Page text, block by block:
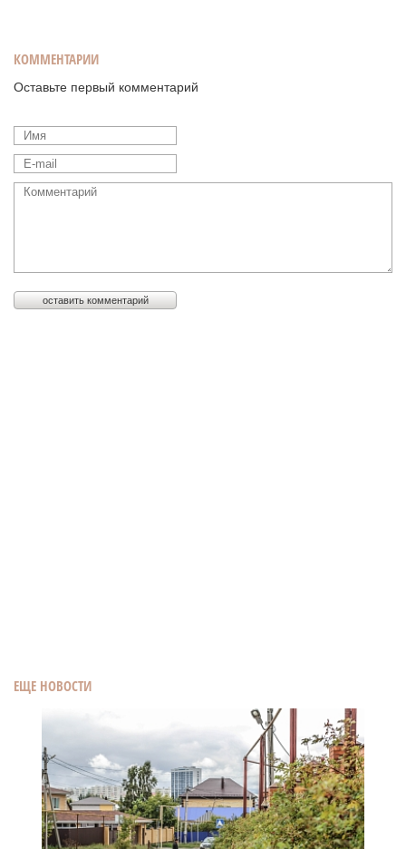
ЕЩЕ НОВОСТИ
КОММЕНТАРИИ
Оставьте первый комментарий